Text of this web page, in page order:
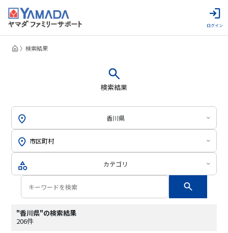
ログイン
検索結果
検索結果
香川県
カテゴリ
"香川県"の検索結果
206件